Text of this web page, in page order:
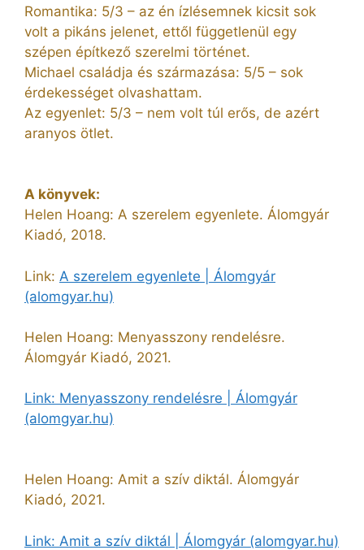
Romantika: 5/3 – az én ízlésemnek kicsit sok
volt a pikáns jelenet, ettől függetlenül egy
szépen építkező szerelmi történet.
Michael családja és származása: 5/5 – sok
érdekességet olvashattam.
Az egyenlet: 5/3 – nem volt túl erős, de azért
aranyos ötlet.
A könyvek:
Helen Hoang: A szerelem egyenlete. Álomgyár
Kiadó, 2018.
Link: A szerelem egyenlete | Álomgyár
(alomgyar.hu)
Helen Hoang: Menyasszony rendelésre.
Álomgyár Kiadó, 2021.
Link: Menyasszony rendelésre | Álomgyár
(alomgyar.hu)
Helen Hoang: Amit a szív diktál. Álomgyár
Kiadó, 2021.
Link: Amit a szív diktál | Álomgyár (alomgyar.hu)